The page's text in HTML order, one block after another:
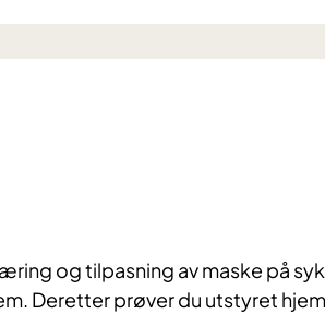
og tilpasning av maske på
Deretter prøver du utstyret